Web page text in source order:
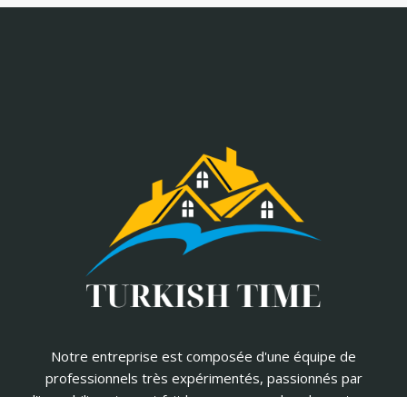
Notre entreprise est composée d'une équipe de
professionnels très expérimentés, passionnés par